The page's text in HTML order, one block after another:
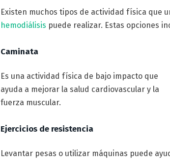
Existen muchos tipos de actividad física que
hemodiálisis puede realizar. Estas opciones
Caminata
Es una actividad física de bajo impacto que
ayuda a mejorar la salud cardiovascular y la
fuerza muscular.
Ejercicios de resistencia
Levantar pesas o utilizar máquinas puede